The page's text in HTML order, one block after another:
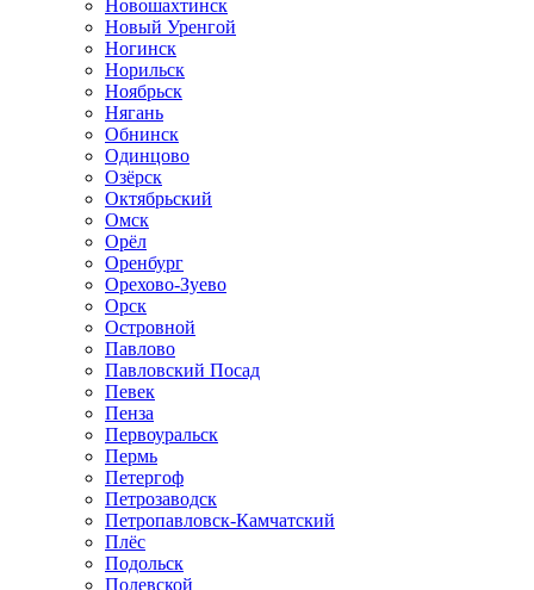
Новошахтинск
Новый Уренгой
Ногинск
Норильск
Ноябрьск
Нягань
Обнинск
Одинцово
Озёрск
Октябрьский
Омск
Орёл
Оренбург
Орехово-Зуево
Орск
Островной
Павлово
Павловский Посад
Певек
Пенза
Первоуральск
Пермь
Петергоф
Петрозаводск
Петропавловск-Камчатский
Плёс
Подольск
Полевской